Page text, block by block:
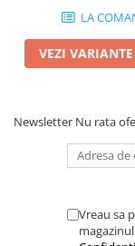
LA
VEZI VARIANTE
Newsletter Nu rata
Vreau sa